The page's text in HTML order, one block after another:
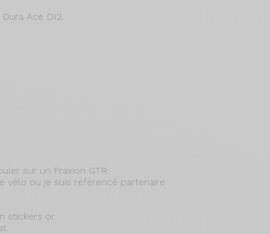
Ace DI2.
sur un Fraxion GTR.
vélo ou je suis référencé partenaire
stickers or.